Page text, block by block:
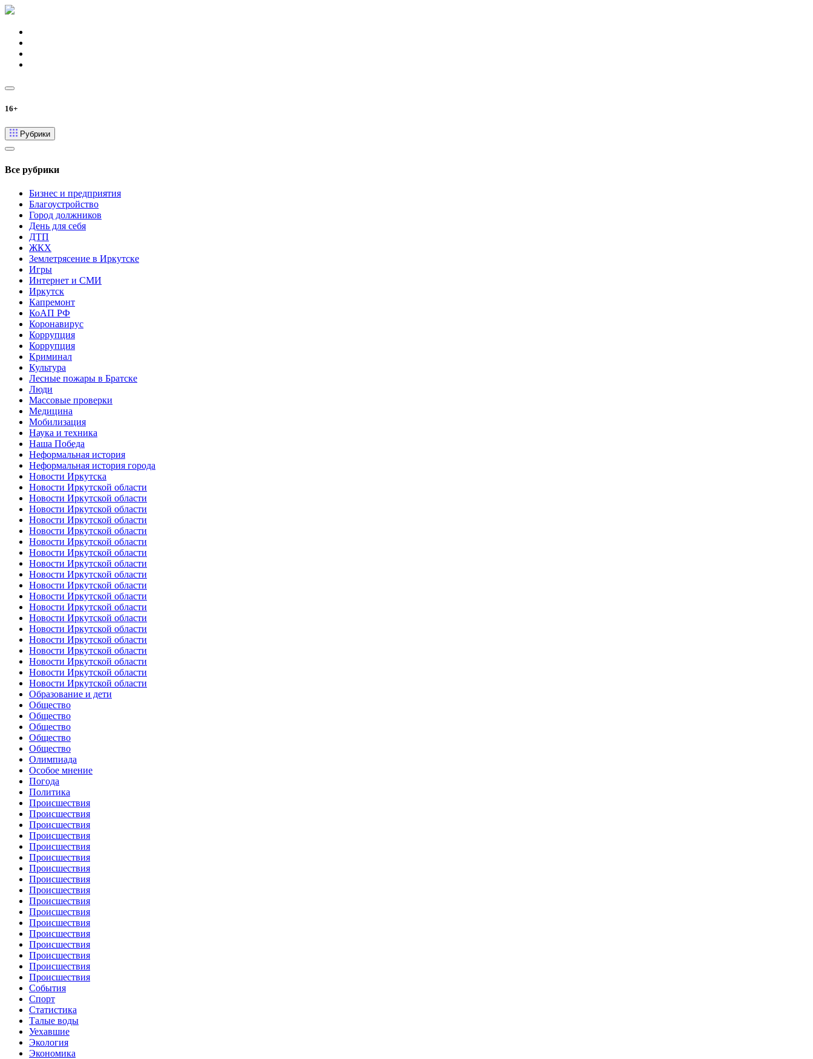
16+
Рубрики
Все рубрики
Бизнес и предприятия
Благоустройство
Город должников
День для себя
ДТП
ЖКХ
Землетрясение в Иркутске
Игры
Интернет и СМИ
Иркутск
Капремонт
КоАП РФ
Коронавирус
Коррупция
Коррупция
Криминал
Культура
Лесные пожары в Братске
Люди
Массовые проверки
Медицина
Мобилизация
Наука и техника
Наша Победа
Неформальная история
Неформальная история города
Новости Иркутска
Новости Иркутской области
Новости Иркутской области
Новости Иркутской области
Новости Иркутской области
Новости Иркутской области
Новости Иркутской области
Новости Иркутской области
Новости Иркутской области
Новости Иркутской области
Новости Иркутской области
Новости Иркутской области
Новости Иркутской области
Новости Иркутской области
Новости Иркутской области
Новости Иркутской области
Новости Иркутской области
Новости Иркутской области
Новости Иркутской области
Новости Иркутской области
Образование и дети
Общество
Общество
Общество
Общество
Общество
Олимпиада
Особое мнение
Погода
Политика
Происшествия
Происшествия
Происшествия
Происшествия
Происшествия
Происшествия
Происшествия
Происшествия
Происшествия
Происшествия
Происшествия
Происшествия
Происшествия
Происшествия
Происшествия
Происшествия
Происшествия
События
Спорт
Статистика
Талые воды
Уехавшие
Экология
Экономика